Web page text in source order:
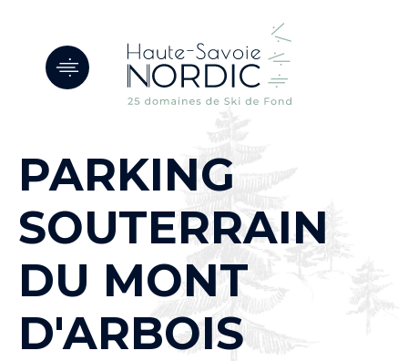
PARKING
SOUTERRAIN
DU MONT
D'ARBOIS